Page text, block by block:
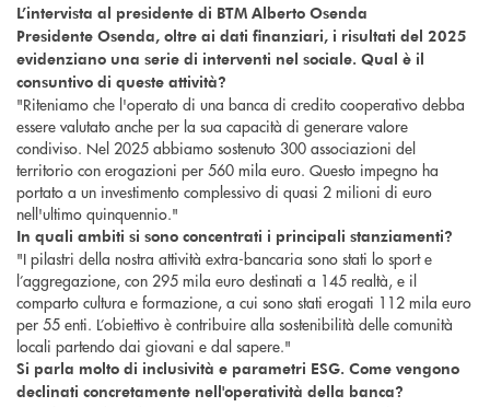
L’intervista al presidente di BTM Alberto Osenda
Presidente Osenda, oltre ai dati finanziari, i risultati del 2025
evidenziano una serie di interventi nel sociale. Qual è il
consuntivo di queste attività?
"Riteniamo che l'operato di una banca di credito cooperativo debba
essere valutato anche per la sua capacità di generare valore
condiviso. Nel 2025 abbiamo sostenuto 300 associazioni del
territorio con erogazioni per 560 mila euro. Questo impegno ha
portato a un investimento complessivo di quasi 2 milioni di euro
nell'ultimo quinquennio."
In quali ambiti si sono concentrati i principali stanziamenti?
"I pilastri della nostra attività extra-bancaria sono stati lo sport e
l’aggregazione, con 295 mila euro destinati a 145 realtà, e il
comparto cultura e formazione, a cui sono stati erogati 112 mila euro
per 55 enti. L’obiettivo è contribuire alla sostenibilità delle comunità
locali partendo dai giovani e dal sapere."
Si parla molto di inclusività e parametri ESG. Come vengono
declinati concretamente nell'operatività della banca?